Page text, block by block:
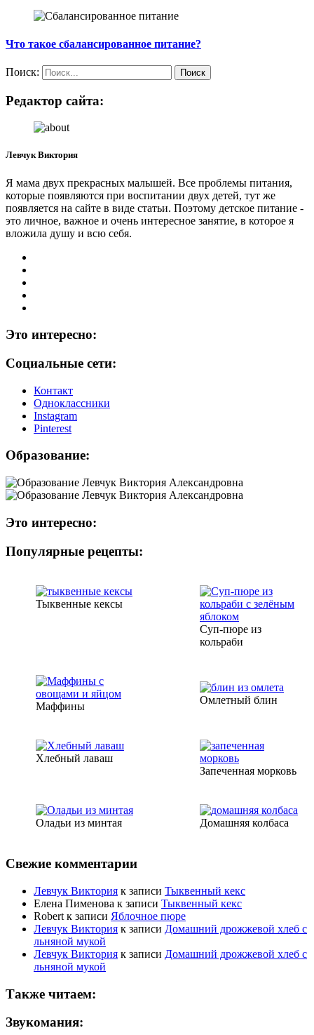
Что такое сбалансированное питание?
Поиск:
Редактор сайта:
Левчук Виктория
Я мама двух прекрасных малышей. Все проблемы питания,
которые появляются при воспитании двух детей, тут же
появляется на сайте в виде статьи. Поэтому детское питание -
это личное, важное и очень интересное занятие, в которое я
вложила душу и всю себя.
Это интересно:
Социальные сети:
Контакт
Одноклассники
Instagram
Рinterest
Образование:
Это интересно:
Популярные рецепты:
Тыквенные кексы
Суп-пюре из
кольраби
Маффины
Омлетный блин
Хлебный лаваш
Запеченная морковь
Оладьи из минтая Домашняя колбаса
Свежие комментарии
Левчук Виктория к записи Тыквенный кекс
Елена Пименова к записи Тыквенный кекс
Robert к записи Яблочное пюре
Левчук Виктория к записи Домашний дрожжевой хлеб с
льняной мукой
Левчук Виктория к записи Домашний дрожжевой хлеб с
льняной мукой
Также читаем:
Звукомания: